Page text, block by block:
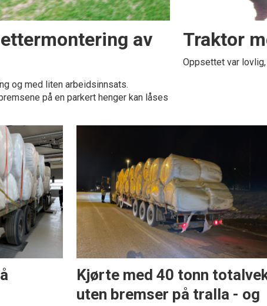
av
og med liten arbeidsinnsats.
på en parkert henger kan låses
Traktor
Oppsettet var
Kjørte med 40 tonn
uten bremser på tralla - og